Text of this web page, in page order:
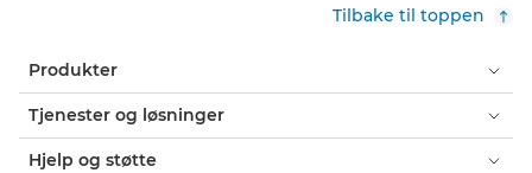
Tilbake til toppen
Produkter
Tjenester og løsninger
Hjelp og støtte